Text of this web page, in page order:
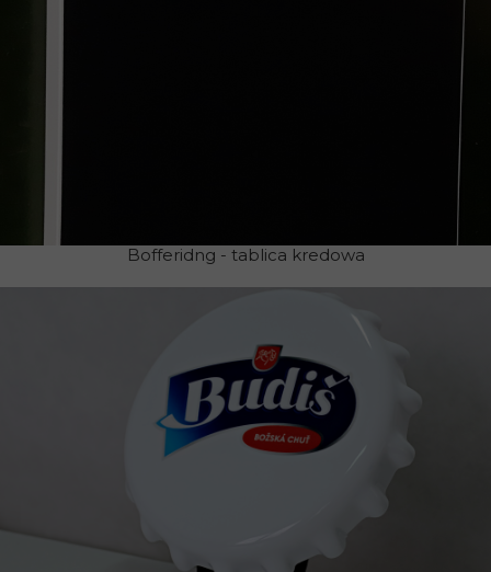
Bofferidng - tablica kredowa